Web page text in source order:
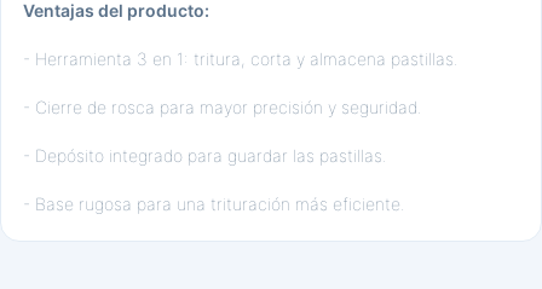
Ventajas del producto:
- Herramienta 3 en 1: tritura, corta y almacena pastillas.
- Cierre de rosca para mayor precisión y seguridad.
- Depósito integrado para guardar las pastillas.
- Base rugosa para una trituración más eficiente.